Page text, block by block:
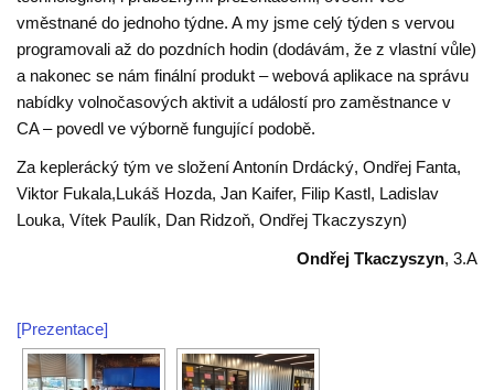
vměstnané do jednoho týdne. A my jsme celý týden s vervou
programovali až do pozdních hodin (dodávám, že z vlastní vůle)
a nakonec se nám finální produkt – webová aplikace na správu
nabídky volnočasových aktivit a událostí pro zaměstnance v
CA – povedl ve výborně fungující podobě.
Za keplerácký tým ve složení Antonín Drdácký, Ondřej Fanta,
Viktor Fukala,Lukáš Hozda, Jan Kaifer, Filip Kastl, Ladislav
Louka, Vítek Paulík, Dan Ridzoň, Ondřej Tkaczyszyn)
Ondřej Tkaczyszyn, 3.A
[Prezentace]